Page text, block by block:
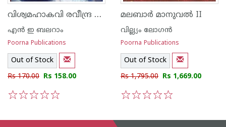
വിശ്വമഹാകവി രവീന്ദ്ര നാഥടാഗോര്‍
എ‌ന്‍ ഇ ബലറാം
Poorna Publications
Out of Stock
Rs 170.00 Rs 158.00
മലബാര്‍ മാനുവല്‍ II
വില്ല്യം ലോഗന്‍
Poorna Publications
Out of Stock
Rs 1,795.00 Rs 1,669.00